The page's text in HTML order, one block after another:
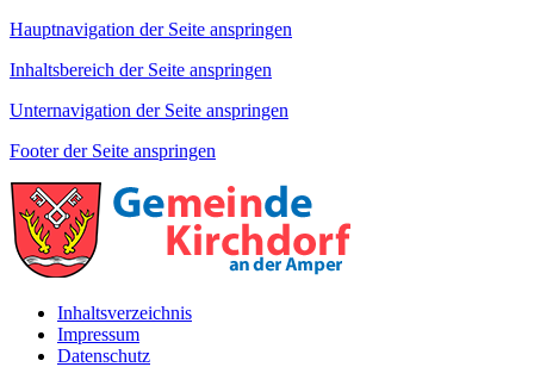
Hauptnavigation der Seite anspringen
Inhaltsbereich der Seite anspringen
Unternavigation der Seite anspringen
Footer der Seite anspringen
Inhaltsverzeichnis
Impressum
Datenschutz